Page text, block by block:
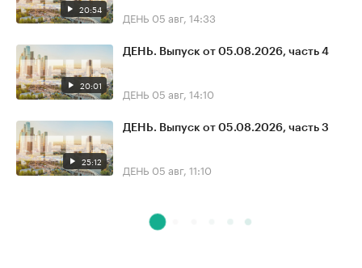
20:54 ДЕНЬ 05 авг, 14:33
20:01
ДЕНЬ. Выпуск от 05.08.2026, часть 4
ДЕНЬ 05 авг, 14:10
25:12
ДЕНЬ. Выпуск от 05.08.2026, часть 3
ДЕНЬ 05 авг, 11:10